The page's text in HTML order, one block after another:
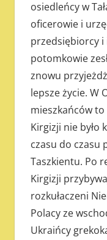
osiedleńcy w
oficerowie i
przedsiębiorcy i
potomkowie
znowu
lepsze życie. W
mieszkańców
Kirgizji nie było
czasu do czasu
Taszkientu. Po
Kirgizji
rozkułaczeni
Polacy ze
Ukraińcy